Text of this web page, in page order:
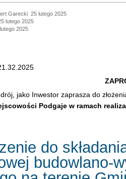
Garecki 25 lutego 2025
lutego 2025
2025
jako Inwestor zaprasza do
Podgaje w ramach
do
budowlano-